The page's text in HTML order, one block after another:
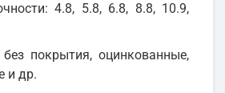
4.8, 5.8, 6.8, 8.8, 10.9,
покрытия, оцинкованные,
и др.